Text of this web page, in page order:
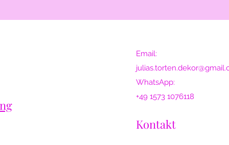
Email:
WhatsApp:
+49 1573 1076118
Kontakt